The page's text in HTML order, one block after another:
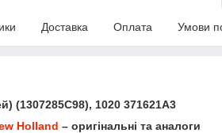
Доставка Оплата Умови
(1307285C98), 1020 371621A3
Holland – оригінальні та аналоги